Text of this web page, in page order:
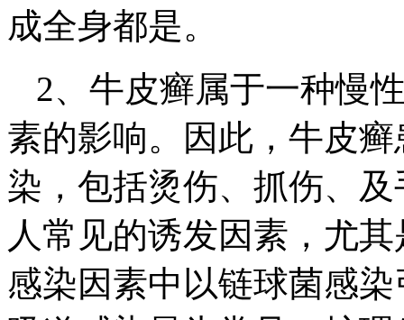
成全身都是。
2、牛皮癣属于一种慢
素的影响。因此，牛皮
染，包括烫伤、抓伤、
人常见的诱发因素，尤
感染因素中以链球菌感